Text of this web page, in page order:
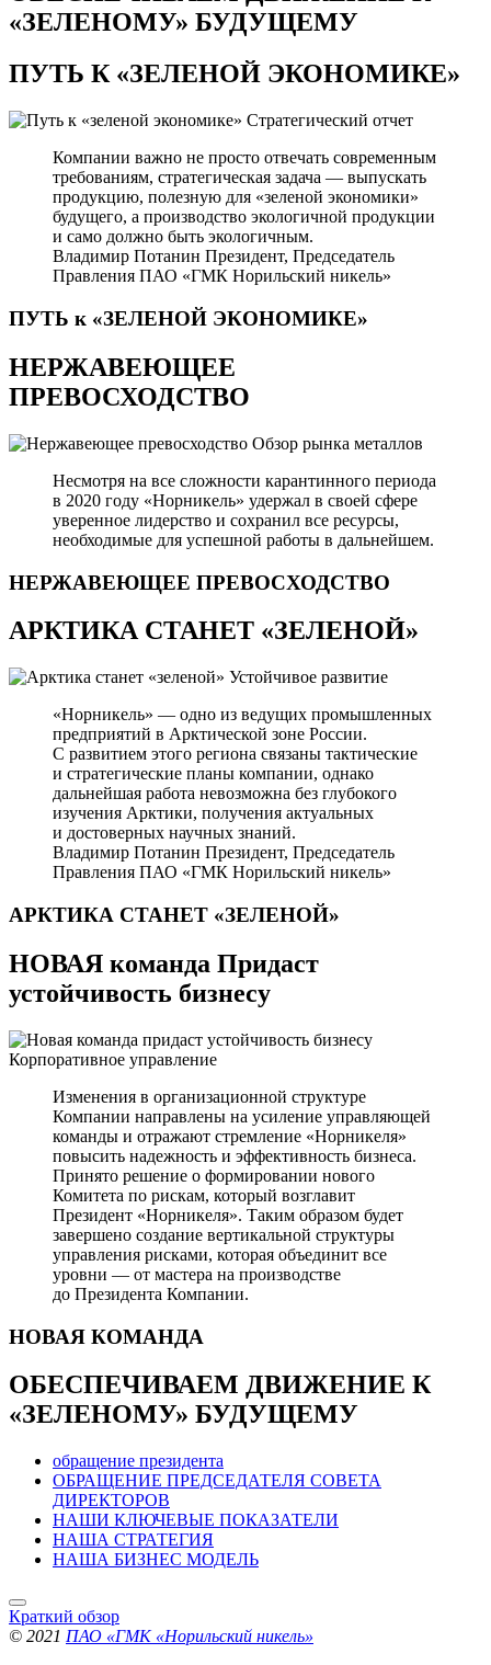
«ЗЕЛЕНОМУ» БУДУЩЕМУ
ПУТЬ К«ЗЕЛЕНОЙ ЭКОНОМИКЕ»
Стратегический отчет
Компании важно не просто отвечать современным
требованиям, стратегическая задача — выпускать
продукцию, полезную для «зеленой экономики»
будущего, а производство экологичной продукции
и само должно быть экологичным.
Владимир Потанин Президент, Председатель
Правления ПАО «ГМК Норильский никель»
ПУТЬ к «ЗЕЛЕНОЙ ЭКОНОМИКЕ»
НЕРЖАВЕЮЩЕЕ
ПРЕВОСХОДСТВО
Обзор рынка металлов
Несмотря на все сложности карантинного периода
в 2020 году «Норникель» удержал в своей сфере
уверенное лидерство и сохранил все ресурсы,
необходимые для успешной работы в дальнейшем.
НЕРЖАВЕЮЩЕЕ ПРЕВОСХОДСТВО
АРКТИКА СТАНЕТ «ЗЕЛЕНОЙ»
Устойчивое развитие
«Норникель» — одно из ведущих промышленных
предприятий в Арктической зоне России.
С развитием этого региона связаны тактические
и стратегические планы компании, однако
дальнейшая работа невозможна без глубокого
изучения Арктики, получения актуальных
и достоверных научных знаний.
Владимир Потанин Президент, Председатель
Правления ПАО «ГМК Норильский никель»
АРКТИКА СТАНЕТ «ЗЕЛЕНОЙ»
НОВАЯ команда Придаст
устойчивость бизнесу
Корпоративное управление
Изменения в организационной структуре
Компании направлены на усиление управляющей
команды и отражают стремление «Норникеля»
повысить надежность и эффективность бизнеса.
Принято решение о формировании нового
Комитета по рискам, который возглавит
Президент «Норникеля». Таким образом будет
завершено создание вертикальной структуры
управления рисками, которая объединит все
уровни — от мастера на производстве
до Президента Компании.
НОВАЯ КОМАНДА
ОБЕСПЕЧИВАЕМ ДВИЖЕНИЕ К
«ЗЕЛЕНОМУ» БУДУЩЕМУ
обращение президента
ОБРАЩЕНИЕ ПРЕДСЕДАТЕЛЯ СОВЕТА
ДИРЕКТОРОВ
НАШИ КЛЮЧЕВЫЕ ПОКАЗАТЕЛИ
НАША СТРАТЕГИЯ
НАША БИЗНЕС МОДЕЛЬ
Краткий обзор
© 2021 ПАО «ГМК «Норильский никель»